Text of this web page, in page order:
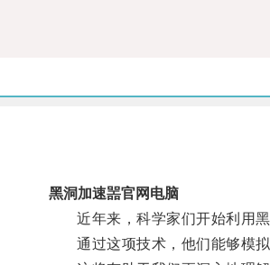
黑洞加速噐官网电脑
近年来，科学家们开始利用黑
通过这项技术，他们能够模拟